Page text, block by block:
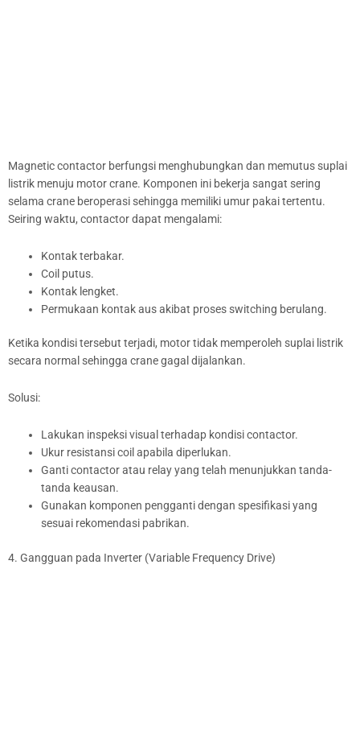
Magnetic contactor berfungsi menghubungkan dan memutus suplai
listrik menuju motor crane. Komponen ini bekerja sangat sering
selama crane beroperasi sehingga memiliki umur pakai tertentu.
Seiring waktu, contactor dapat mengalami:
Kontak terbakar.
Coil putus.
Kontak lengket.
Permukaan kontak aus akibat proses switching berulang.
Ketika kondisi tersebut terjadi, motor tidak memperoleh suplai listrik
secara normal sehingga crane gagal dijalankan.
Solusi:
Lakukan inspeksi visual terhadap kondisi contactor.
Ukur resistansi coil apabila diperlukan.
Ganti contactor atau relay yang telah menunjukkan tanda-
tanda keausan.
Gunakan komponen pengganti dengan spesifikasi yang
sesuai rekomendasi pabrikan.
4. Gangguan pada Inverter (Variable Frequency Drive)